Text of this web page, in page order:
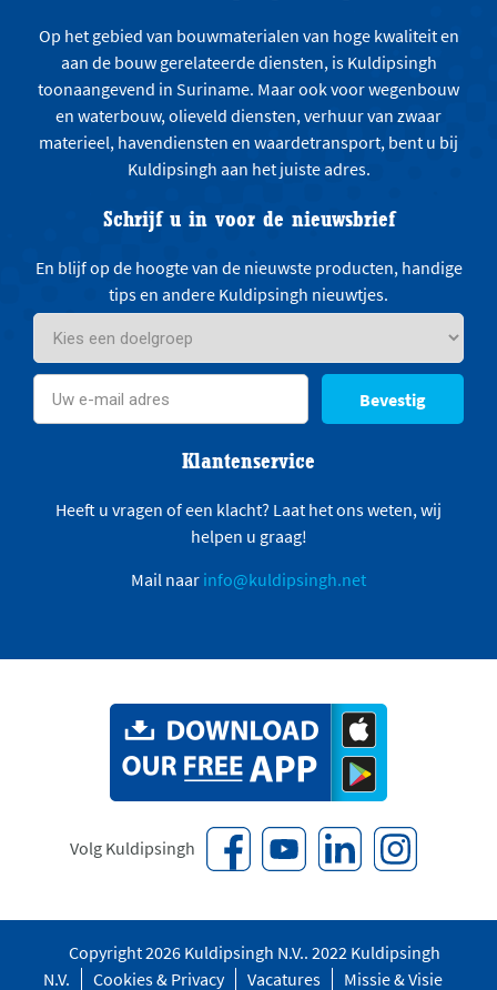
Op het gebied van bouwmaterialen van hoge kwaliteit en
aan de bouw gerelateerde diensten, is Kuldipsingh
toonaangevend in Suriname. Maar ook voor wegenbouw
en waterbouw, olieveld diensten, verhuur van zwaar
materieel, havendiensten en waardetransport, bent u bij
Kuldipsingh aan het juiste adres.
Schrijf u in voor de nieuwsbrief
En blijf op de hoogte van de nieuwste producten, handige
tips en andere Kuldipsingh nieuwtjes.
Bevestig
Klantenservice
Heeft u vragen of een klacht? Laat het ons weten, wij
helpen u graag!
Mail naar info@kuldipsingh.net
Volg Kuldipsingh
Copyright 2026 Kuldipsingh N.V.. 2022 Kuldipsingh
N.V.
Cookies & Privacy Vacatures Missie & Visie